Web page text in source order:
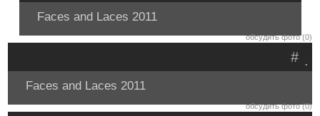
Faces and Laces 2011
обсудить фото (0)
.
#
Faces and Laces 2011
обсудить фото (0)